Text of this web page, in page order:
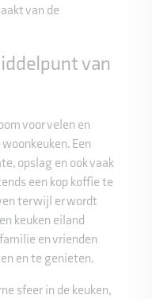
van de
van
voor velen en
Een
opslag en ook vaak
een kop koffie te
terwijl er wordt
keuken eiland
en vrienden
en te genieten.
sfeer in de keuken,